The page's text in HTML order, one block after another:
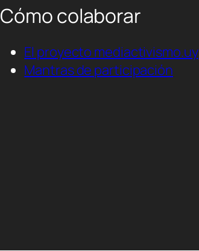
Cómo colaborar
El proyecto mediactivismo.uy
Mantras de participación